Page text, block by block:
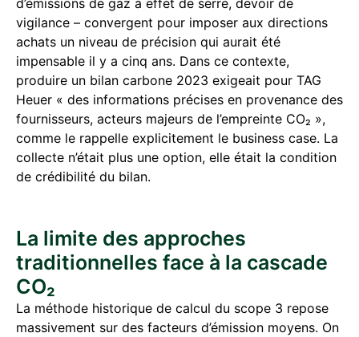
vigilance – convergent pour imposer aux directions
achats un niveau de précision qui aurait été
impensable il y a cinq ans. Dans ce contexte,
produire un bilan carbone 2023 exigeait pour TAG
Heuer « des informations précises en provenance des
fournisseurs, acteurs majeurs de l’empreinte CO₂ »,
comme le rappelle explicitement le business case. La
collecte n’était plus une option, elle était la condition
de crédibilité du bilan.
La limite des approches
traditionnelles face à la cascade
CO₂
La méthode historique de calcul du scope 3 repose
massivement sur des facteurs d’émission moyens. On